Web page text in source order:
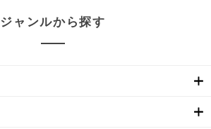
ジャンルから探す